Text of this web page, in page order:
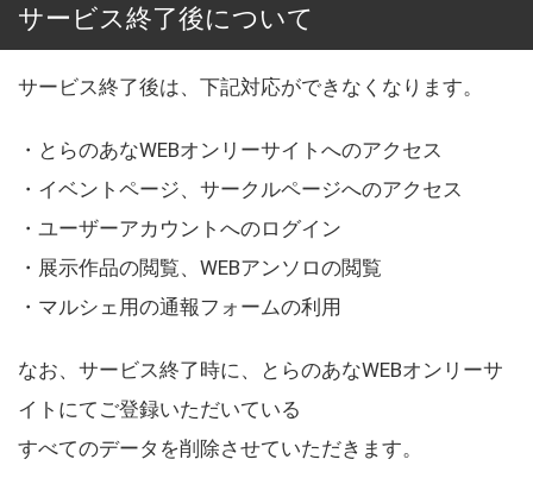
サービス終了後について
サービス終了後は、下記対応ができなくなります。
・とらのあなWEBオンリーサイトへのアクセス
・イベントページ、サークルページへのアクセス
・ユーザーアカウントへのログイン
・展示作品の閲覧、WEBアンソロの閲覧
・マルシェ用の通報フォームの利用
なお、サービス終了時に、とらのあなWEBオンリーサ
イトにてご登録いただいている
すべてのデータを削除させていただきます。